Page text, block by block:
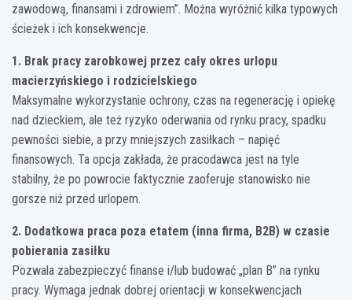
zawodową, finansami i zdrowiem”. Można wyróżnić kilka typowych
ścieżek i ich konsekwencje.
1. Brak pracy zarobkowej przez cały okres urlopu
macierzyńskiego i rodzicielskiego
Maksymalne wykorzystanie ochrony, czas na regenerację i opiekę
nad dzieckiem, ale też ryzyko oderwania od rynku pracy, spadku
pewności siebie, a przy mniejszych zasiłkach – napięć
finansowych. Ta opcja zakłada, że pracodawca jest na tyle
stabilny, że po powrocie faktycznie zaoferuje stanowisko nie
gorsze niż przed urlopem.
2. Dodatkowa praca poza etatem (inna firma, B2B) w czasie
pobierania zasiłku
Pozwala zabezpieczyć finanse i/lub budować „plan B” na rynku
pracy. Wymaga jednak dobrej orientacji w konsekwencjach